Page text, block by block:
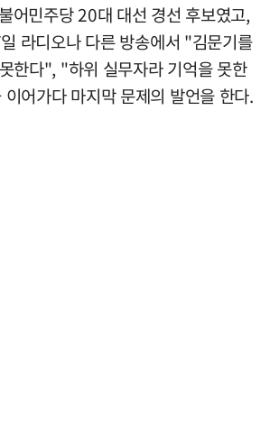
어민주당 20대 대선 경선 후보였고,
라디오나 다른 방송에서 "김문기를
한다", "하위 실무자라 기억을 못한
어가다 마지막 문제의 발언을 한다.